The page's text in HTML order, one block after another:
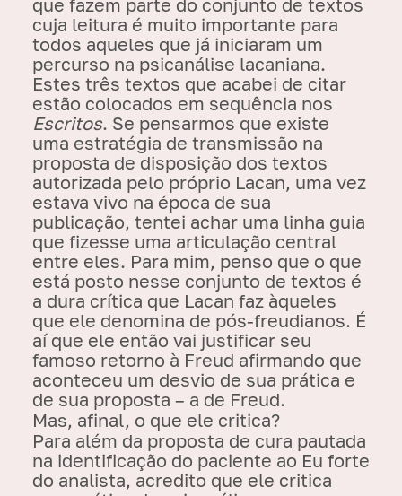
que fazem parte do conjunto de textos
cuja leitura é muito importante para
todos aqueles que já iniciaram um
percurso na psicanálise lacaniana.
Estes três textos que acabei de citar
estão colocados em sequência nos
Escritos. Se pensarmos que existe
uma estratégia de transmissão na
proposta de disposição dos textos
autorizada pelo próprio Lacan, uma vez
estava vivo na época de sua
publicação, tentei achar uma linha guia
que fizesse uma articulação central
entre eles. Para mim, penso que o que
está posto nesse conjunto de textos é
a dura crítica que Lacan faz àqueles
que ele denomina de pós-freudianos. É
aí que ele então vai justificar seu
famoso retorno à Freud afirmando que
aconteceu um desvio de sua prática e
de sua proposta – a de Freud.
Mas, afinal, o que ele critica?
Para além da proposta de cura pautada
na identificação do paciente ao Eu forte
do analista, acredito que ele critica